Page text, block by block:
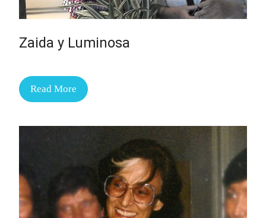
Zaida y Luminosa
Read More